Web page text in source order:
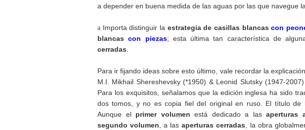
a depender en buena medida de las aguas por las que navegue
a Importa distinguir la estrategia de casillas blancascon
blancascon piezas; esta última tan característica de
cerradas
Para ir fijando ideas sobre esto último, vale recordar la
M.I. Mikhail Shereshevsky (*1950) & Leonid Slutsky (1947-
Para los exquisitos, señalamos que la edición inglesa ha sido
dos tomos, y no es copia fiel del original en ruso. El título de
Aunque el primer volumen está dedicado a lasaperturas
segundo volumen , a lasaperturas cerradas , la obra